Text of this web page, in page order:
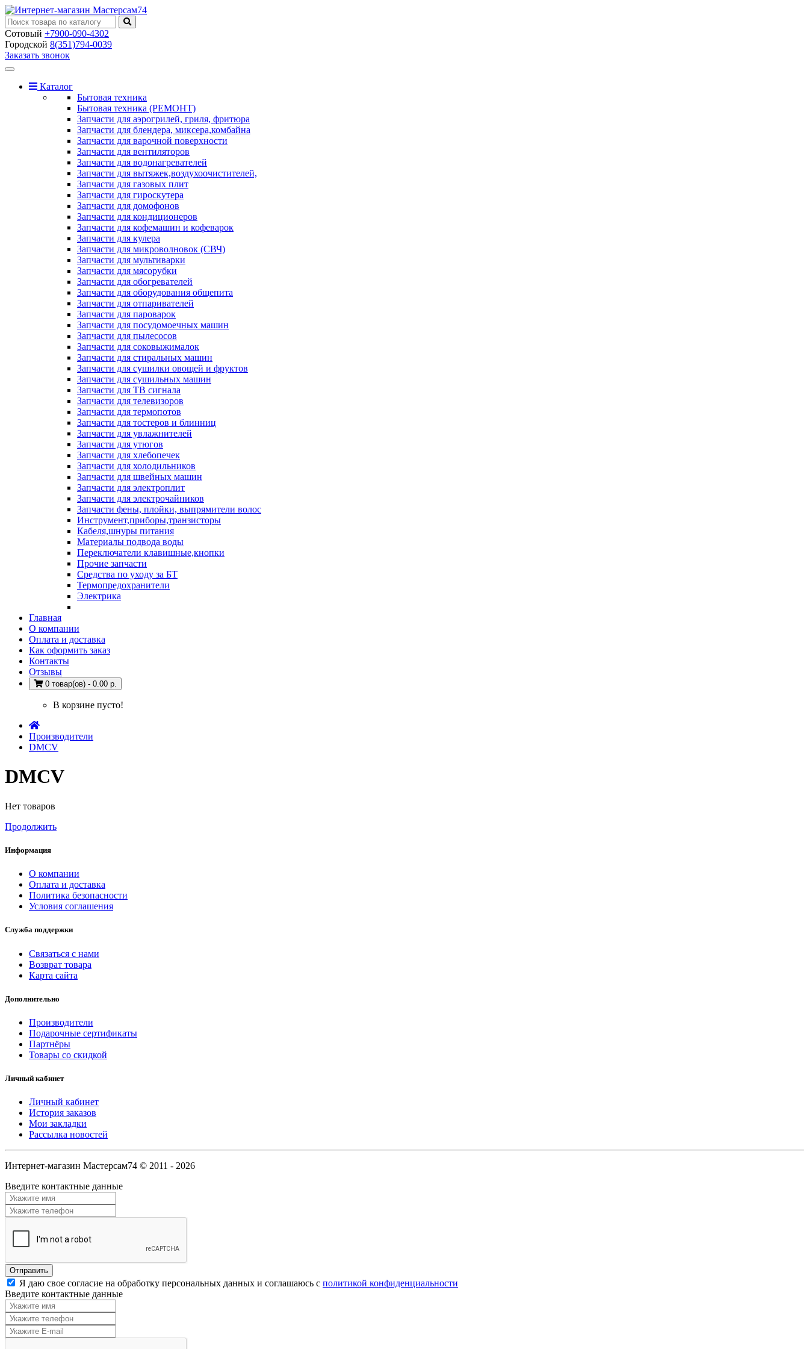
Сотовый +7900-090-4302
Городской 8(351)794-0039
Заказать звонок
Toggle
navigationКаталог
Бытовая техника
Бытовая техника (РЕМОНТ)
Запчасти для аэрогрилей, гриля, фритюра
Запчасти для блендера, миксера,комбайна
Запчасти для варочной поверхности
Запчасти для вентиляторов
Запчасти для водонагревателей
Запчасти для вытяжек,воздухоочистителей,
Запчасти для газовых плит
Запчасти для гироскутера
Запчасти для домофонов
Запчасти для кондиционеров
Запчасти для кофемашин и кофеварок
Запчасти для кулера
Запчасти для микроволновок (СВЧ)
Запчасти для мультиварки
Запчасти для мясорубки
Запчасти для обогревателей
Запчасти для оборудования общепита
Запчасти для отпаривателей
Запчасти для пароварок
Запчасти для посудомоечных машин
Запчасти для пылесосов
Запчасти для соковыжималок
Запчасти для стиральных машин
Запчасти для сушилки овощей и фруктов
Запчасти для сушильных машин
Запчасти для ТВ сигнала
Запчасти для телевизоров
Запчасти для термопотов
Запчасти для тостеров и блинниц
Запчасти для увлажнителей
Запчасти для утюгов
Запчасти для хлебопечек
Запчасти для холодильников
Запчасти для швейных машин
Запчасти для электроплит
Запчасти для электрочайников
Запчасти фены, плойки, выпрямители волос
Инструмент,приборы,транзисторы
Кабеля,шнуры питания
Материалы подвода воды
Переключатели клавишные,кнопки
Прочие запчасти
Средства по уходу за БТ
Термопредохранители
Электрика
Главная
О компании
Оплата и доставка
Как оформить заказ
Контакты
Отзывы
0 товар(ов) - 0.00 р.
В корзине пусто!
Производители
DMCV
DMCV
Нет товаров
Продолжить
Информация
О компании
Оплата и доставка
Политика безопасности
Условия соглашения
Служба поддержки
Связаться с нами
Возврат товара
Карта сайта
Дополнительно
Производители
Подарочные сертификаты
Партнёры
Товары со скидкой
Личный кабинет
Личный кабинет
История заказов
Мои закладки
Рассылка новостей
Интернет-магазин Мастерсам74 © 2011 - 2026
Введите контактные данные
Я даю свое согласие на обработку персональных данных и соглашаюсь с политикой конфиденциальности
Введите контактные данные